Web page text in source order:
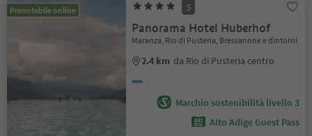
Prenotabile online S
Panorama Hotel Huberhof
Maranza, Rio di Pusteria, Bressanone e dintorni
2.4 km da Rio di Pusteria centro
Marchio sostenibilità livello 3
Alto Adige Guest Pass